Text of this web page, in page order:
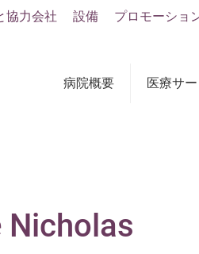
病院概要 医療サ
協力会社 設備 プロモーショ
Nicholas